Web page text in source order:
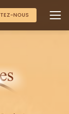
NOUS